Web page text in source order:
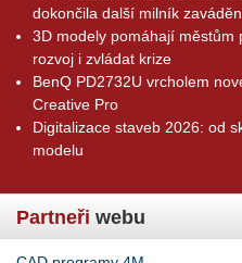
dokončila další milník
3D modely pomáhají městům
rozvoj i zvládat krize
BenQ PD2732U vrcholem
Creative Pro
Digitalizace staveb 2026: od
modelu
Partneři webu